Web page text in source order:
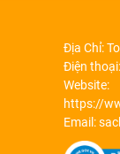
Địa Chỉ:
Điện thoại:
Website:
https://
Email: